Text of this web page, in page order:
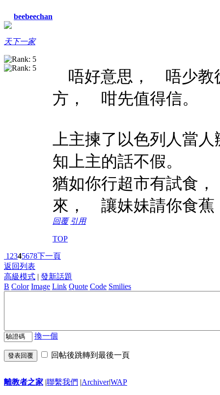
beebeechan
天下一家
唔好意思， 唔少教
方， 咁先值得信。
上主揀了以色列人當
知上主的話不假。
猶如你行超市有試食
來， 讓妹妹請你食蕉
回覆 引用
TOP
1 2345678下一頁
返回列表
高級模式 | 發新話題
B Color Image Link Quote Code Smilies
換一個
發表回覆 回帖後跳轉到最後一頁
離教者之家 |聯繫我們 |Archiver|WAP